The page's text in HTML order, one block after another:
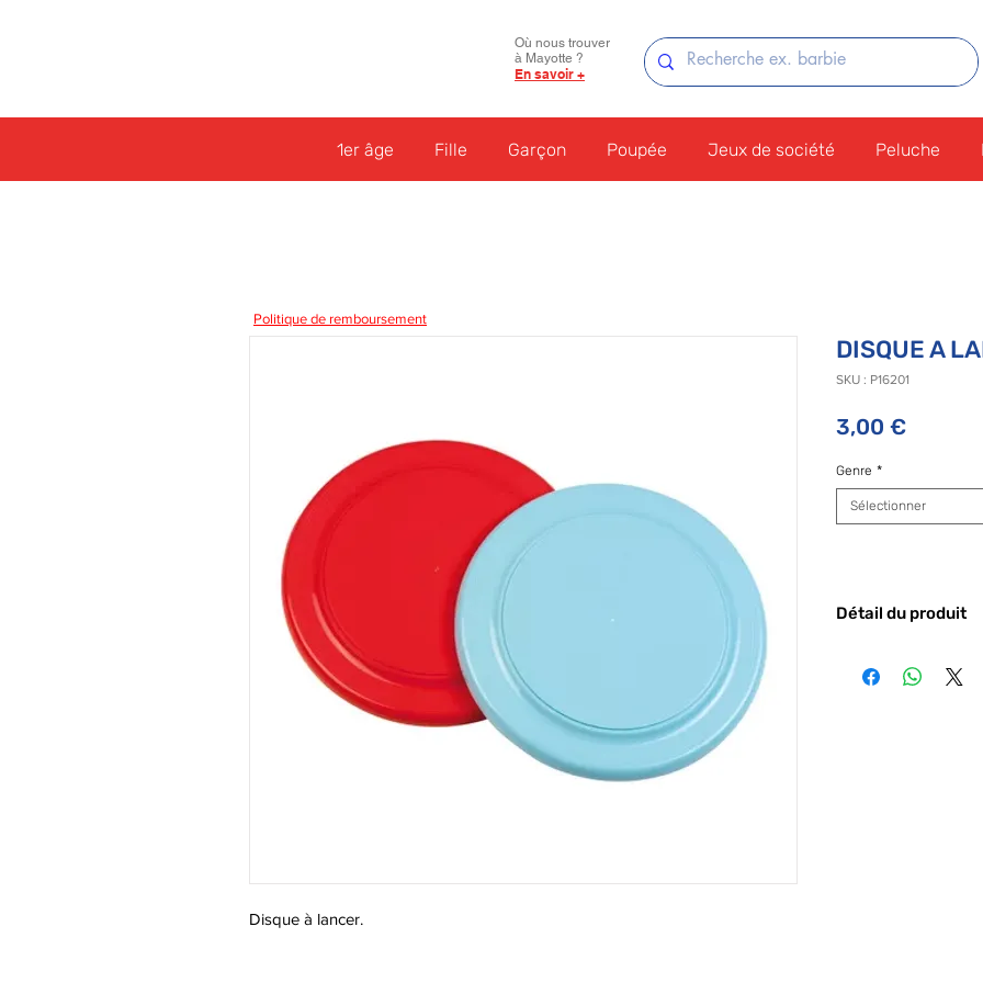
Où nous trouver
à Mayotte ?
En savoir +
1er âge Fille Garçon Poupée Jeux de société Peluche
Disque à lancer.
DISQUE A
SKU : P16201
3,00 €Prix
Genre *
Sélectionner
Détail du produit
Attention : Ce
Politique de remboursement